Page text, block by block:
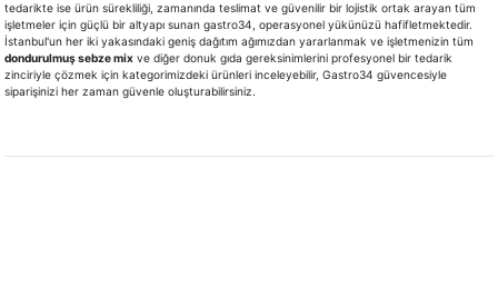
tedarikte ise ürün sürekliliği, zamanında teslimat ve güvenilir bir lojistik ortak arayan tüm
işletmeler için güçlü bir altyapı sunan gastro34, operasyonel yükünüzü hafifletmektedir.
İstanbul'un her iki yakasındaki geniş dağıtım ağımızdan yararlanmak ve işletmenizin tüm
dondurulmuş sebze mix ve diğer donuk gıda gereksinimlerini profesyonel bir tedarik
zinciriyle çözmek için kategorimizdeki ürünleri inceleyebilir, Gastro34 güvencesiyle
siparişinizi her zaman güvenle oluşturabilirsiniz.